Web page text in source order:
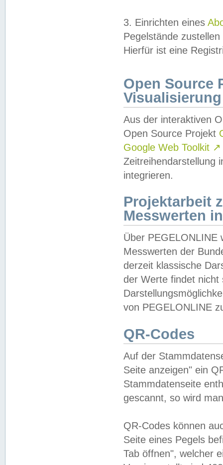
3. Einrichten eines
Pegelstände
Hierfür ist eine
Open Source
Visualisierung
Aus der interaktiven
Open Source Projekt
Google Web Toolkit ↗
Zeitreihendarstellung
integrieren.
Projektarbeit
Messwerten
Über PEGELONLINE
Messwerten der
derzeit klassische
der Werte findet
von PEGELONLINE
QR-Codes
Auf der
Seite anzeigen" ein
Stammdatenseite
gescannt, so wird
QR-Codes können
Seite eines Pegels
Tab öffnen", welcher